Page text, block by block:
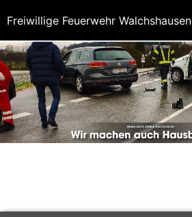
Freiwillige Feuerwehr Walchshausen